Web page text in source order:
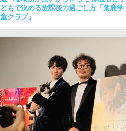
どもで決める放課後の過ごし方「葉鹿学
童クラブ」